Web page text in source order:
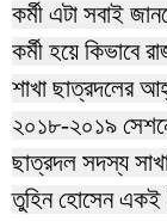
কর্মী এটা সবাই
কর্মী হয়ে কিভাবে
শাখা ছাত্রদলের
২০১৮-২০১৯
ছাত্রদল সদস্য
তুহিন হোসেন একই